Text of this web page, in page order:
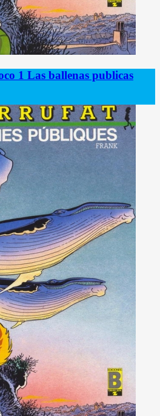
1 Las ballenas publicas